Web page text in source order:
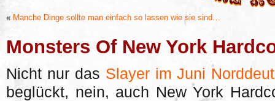
« Manche Dinge sollte man einfach so lassen wie sie sind…
Monsters Of New York
Nicht nur das Slayer im Juni
beglückt, nein, auch New York